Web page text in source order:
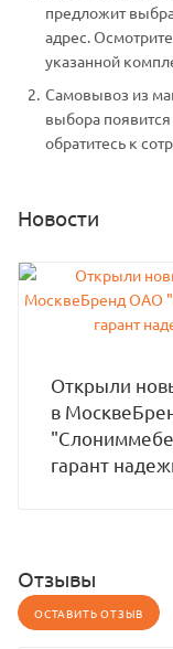
предложит
адрес.
указанной
Самовывоз из
выбора
обратитесь к
Новости
Открыли
в
гарант
Отзывы
ОСТАВИТЬ ОТЗЫВ